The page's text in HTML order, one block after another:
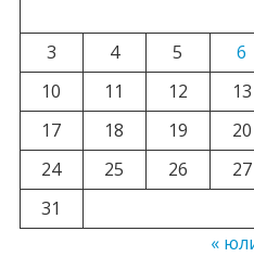
3
4 5 6
10
11 12 13
17
18 19 20
24
25 26 27
31
«